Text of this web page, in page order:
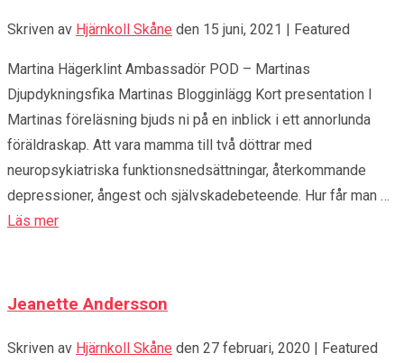
Skriven av Hjärnkoll Skåne den 15 juni, 2021 | Featured
Martina Hägerklint Ambassadör POD – Martinas
Djupdykningsfika Martinas Blogginlägg Kort presentation I
Martinas föreläsning bjuds ni på en inblick i ett annorlunda
föräldraskap. Att vara mamma till två döttrar med
neuropsykiatriska funktionsnedsättningar, återkommande
depressioner, ångest och självskadebeteende. Hur får man …
Läs mer
Jeanette Andersson
Skriven av Hjärnkoll Skåne den 27 februari, 2020 | Featured